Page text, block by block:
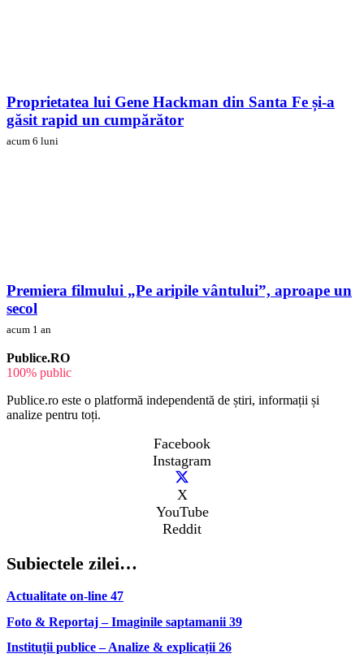
Proprietatea lui Gene Hackman din Santa Fe și-a
găsit rapid un cumpărător
acum 6 luni
Premiera filmului „Pe aripile vântului”, aproape un
secol
acum 1 an
Publice.RO
100% public
Publice.ro este o platformă independentă de știri, informații și
analize pentru toți.
Facebook
Instagram
X
YouTube
Reddit
Subiectele zilei…
Actualitate on-line 47
Foto & Reportaj – Imaginile saptamanii 39
Instituții publice – Analize & explicații 26